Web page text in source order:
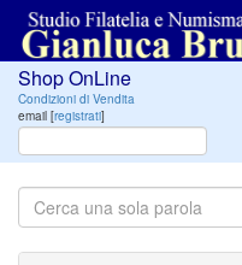
Shop OnLine
Condizioni di Vendita
email [registrati]